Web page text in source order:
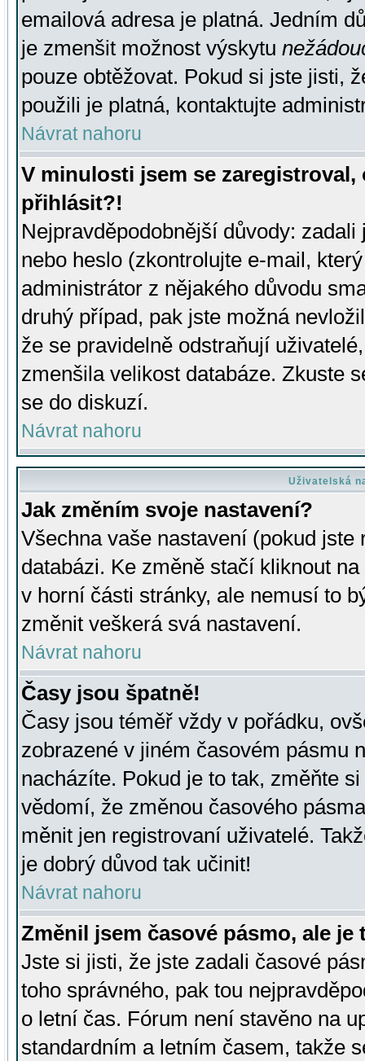
emailová adresa je platná. Jedním
je zmenšit možnost výskytu
pouze obtěžovat. Pokud si jste jisti,
použili je platná, kontaktujte
Návrat nahoru
V minulosti jsem se
přihlásit?!
Nejpravděpodobnější důvody:
nebo heslo (zkontrolujte e-mail,
administrátor z nějakého důvodu
druhý případ, pak jste možná
že se pravidelně odstraňují
zmenšila velikost databáze. Zkuste
se do diskuzí.
Návrat nahoru
Uživatelská
Jak změním svoje nastavení?
Všechna vaše nastavení (pokud
databázi. Ke změně stačí kliknout
v horní části stránky, ale nemusí to
změnit veškerá svá nastavení.
Návrat nahoru
Časy jsou špatně!
Časy jsou téměř vždy v pořádku,
zobrazené v jiném časovém pásmu
nacházíte. Pokud je to tak, změňte
vědomí, že změnou časového
měnit jen registrovaní uživatelé.
je dobrý důvod tak učinit!
Návrat nahoru
Změnil jsem časové pásmo, ale je
Jste si jisti, že jste zadali časové
toho správného, pak tou
o letní čas. Fórum není stavěno na
standardním a letním časem, takže